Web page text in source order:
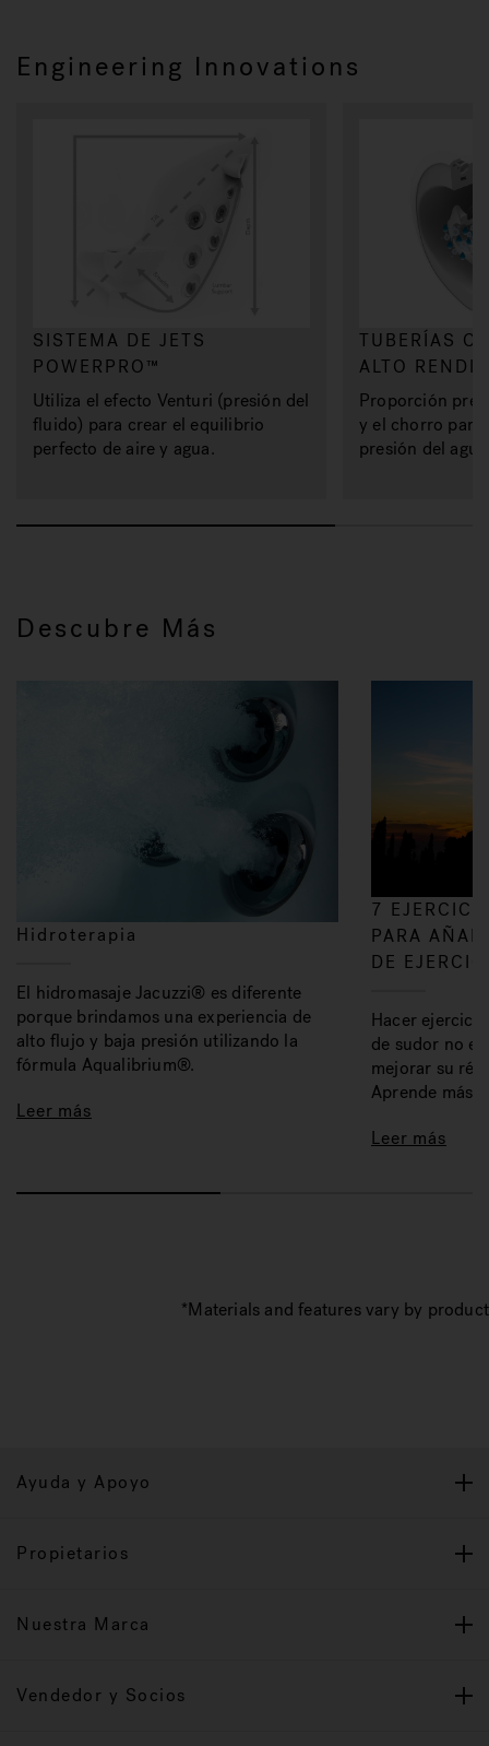
Engineering Innovations
SISTEMA DE JETS
POWERPRO™
Utiliza el efecto Venturi (presión del
fluido) para crear el equilibrio
perfecto de aire y agua.
TUBERÍAS
ALTO
Proporción
y el chorro para
presión del
Descubre Más
Hidroterapia
El hidromasaje Jacuzzi® es diferente
porque brindamos una experiencia de
alto flujo y baja presión utilizando la
fórmula Aqualibrium®.
Leer más
7
PARA
DE
Hacer
de sudor no
mejorar su
Aprende más.
Leer más
*Materials and features vary by product
Ayuda y Apoyo
Propietarios
Nuestra Marca
Vendedor y Socios